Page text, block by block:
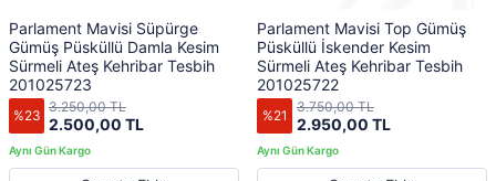
Parlament Mavisi Süpürge
Gümüş Püsküllü Damla Kesim
Sürmeli Ateş Kehribar Tesbih
201025723
%23 2.500,00 TL
3.250,00 TL
Parlament Mavisi Top Gümüş
Püsküllü İskender Kesim
Sürmeli Ateş Kehribar Tesbih
201025722
%21 2.950,00 TL
3.750,00 TL